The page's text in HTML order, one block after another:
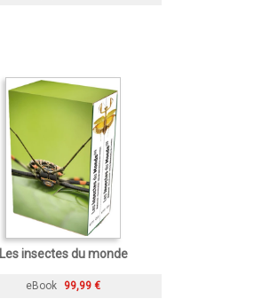
Les insectes du monde
eBook 99,99 €